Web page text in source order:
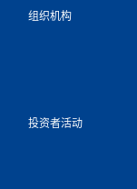
组织机构
投资者活动